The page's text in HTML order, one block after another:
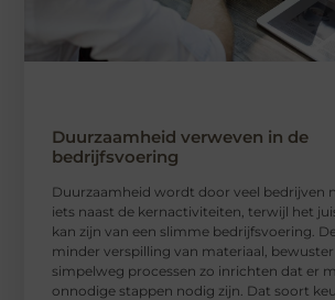
Duurzaamheid verweven in de
bedrijfsvoering
Duurzaamheid wordt door veel bedrijven
iets naast de kernactiviteiten, terwijl het
kan zijn van een slimme bedrijfsvoering.
minder verspilling van materiaal,
simpelweg processen zo inrichten dat er
onnodige stappen nodig zijn. Dat soort